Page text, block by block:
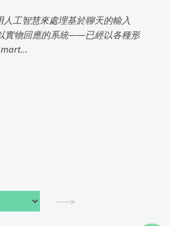
工智慧來處理基於聊天的輸入
實物回應的系統——已經以各種形